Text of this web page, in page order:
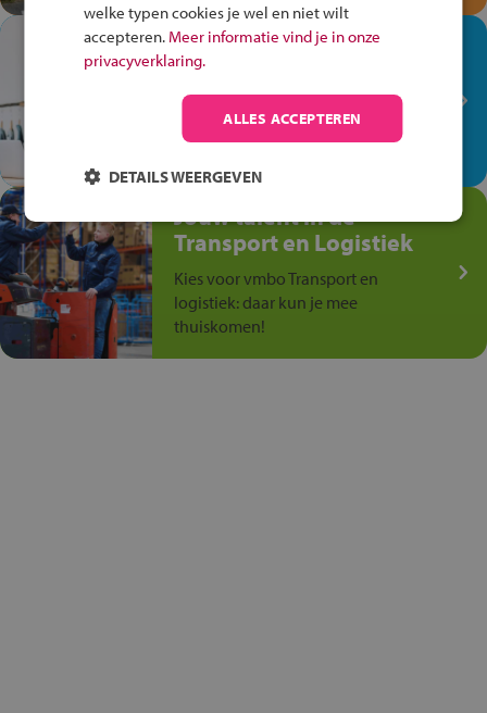
In de winkel ben je op je
plek!
Ontdek via het vmbo jouw talent
op de winkelvloer, waar elke dag
Jouw talent in de
Transport en Logistiek
Kies voor vmbo Transport en
logistiek: daar kun je mee
thuiskomen!
welke typen cookies je wel en niet wilt
accepteren. Meer informatie vind je in onze
privacyverklaring.
ALLES ACCEPTEREN
DETAILS WEERGEVEN